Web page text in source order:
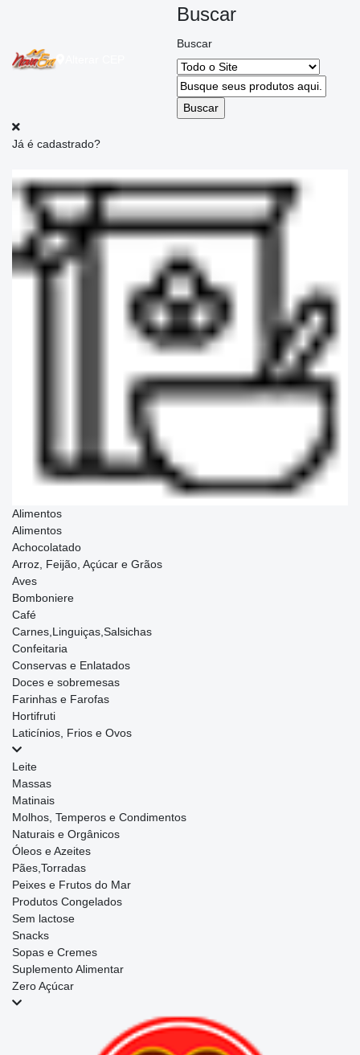
Buscar
Buscar
Já é cadastrado?
Alimentos
Alimentos
Achocolatado
Arroz, Feijão, Açúcar e Grãos
Aves
Bomboniere
Café
Carnes,Linguiças,Salsichas
Confeitaria
Conservas e Enlatados
Doces e sobremesas
Farinhas e Farofas
Hortifruti
Laticínios, Frios e Ovos
Leite
Massas
Matinais
Molhos, Temperos e Condimentos
Naturais e Orgânicos
Óleos e Azeites
Pães,Torradas
Peixes e Frutos do Mar
Produtos Congelados
Sem lactose
Snacks
Sopas e Cremes
Suplemento Alimentar
Zero Açúcar